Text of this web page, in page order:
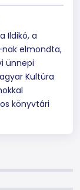
Ildikó, a
elmondta,
ünnepi
Kultúra
könyvtári